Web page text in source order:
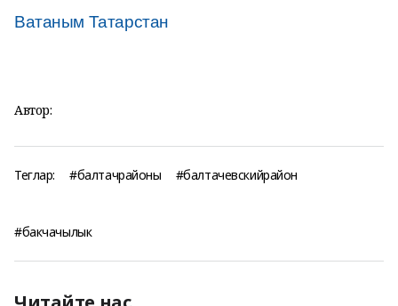
Ватаным Татарстан
Автор:
Теглар: #балтачрайоны #балтачевскийрайон
#бакчачылык